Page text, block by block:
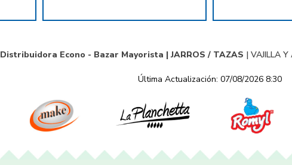
Distribuidora Econo - Bazar Mayorista | JARROS / TAZAS | VAJILLA Y
Última Actualización: 07/08/2026 8:30